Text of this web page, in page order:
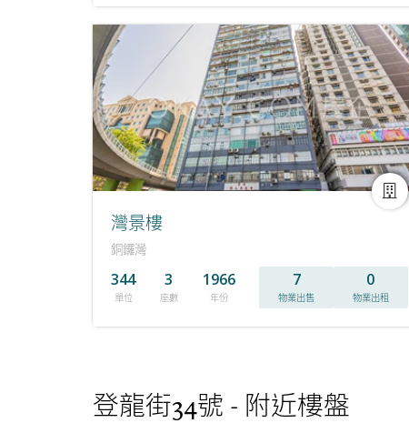
灣景樓
銅鑼灣
344
單位
3
座數
1966
年份
7
物業出售
0
物業出租
登龍街34號 - 附近樓盤